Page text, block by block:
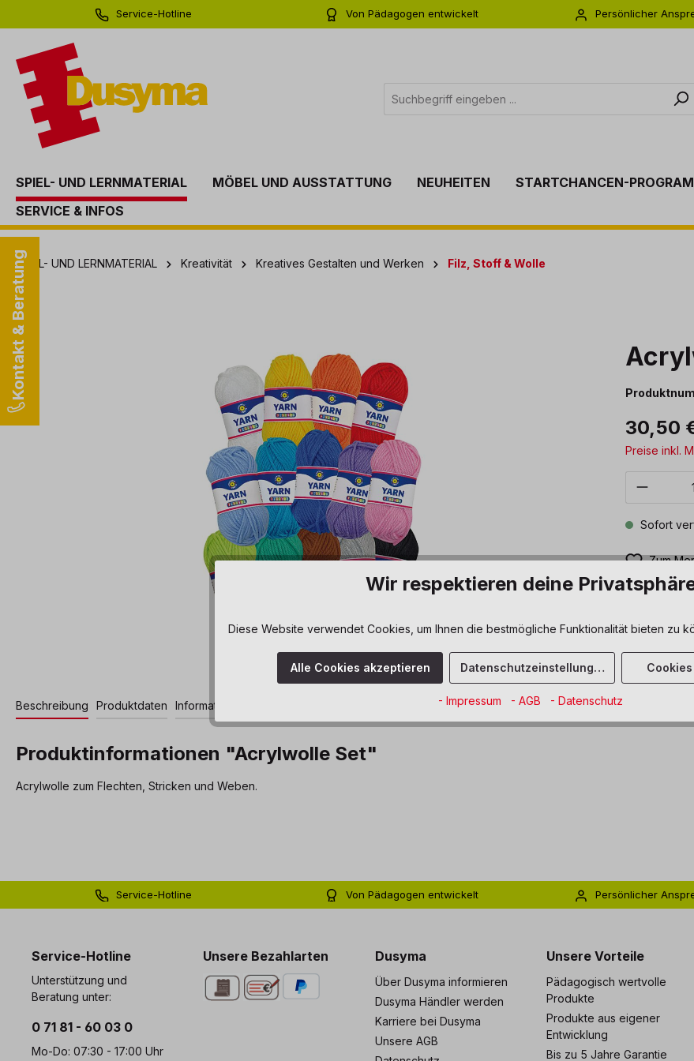
Zur Hauptnavigation springen
Service-Hotline
Von Pädagogen entwickelt
Persönlicher
SPIEL- UND LERNMATERIAL MÖBEL UND AUSSTATTUNG NEUHEITEN STARTCHANCEN-
SERVICE & INFOS
Kontakt & Beratung
SPIEL- UND LERNMATERIAL Kreativität Kreatives Gestalten und Werken Filz, Stoff & Wolle
Bildergalerie überspringen
30,50
Preise inkl.
Sofort
Zum
Beschreibung Produktdaten Informationen und Hinweise
Produktinformationen "Acrylwolle Set"
Acrylwolle zum Flechten, Stricken und Weben.
Service-Hotline
Von Pädagogen entwickelt
Persönlicher
Service-Hotline
Unterstützung und
Beratung unter:
0 71 81 - 60 03 0
Mo-Do: 07:30 - 17:00 Uhr
Unsere Bezahlarten Dusyma
Über Dusyma informieren
Dusyma Händler werden
Karriere bei Dusyma
Unsere AGB
Unsere Vorteile
Pädagogisch wertvolle
Produkte
Produkte aus eigener
Entwicklung
Bis zu 5 Jahre Garantie
Wir respektieren deine
Diese Website verwendet Cookies, um Ihnen die bestmögliche Funktionalität bieten zu
Alle Cookies akzeptieren Datenschutzeinstellungen
- Impressum - AGB - Datenschutz